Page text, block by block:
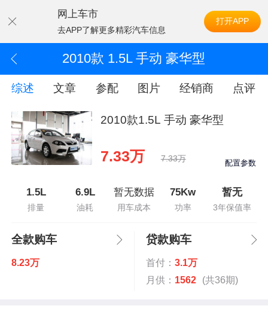
网上车市
去APP了解更多精彩汽车信息
打开APP
2010款 1.5L 手动 豪华型
综述 文章 参配 图片 经销商 点评
2010款1.5L 手动 豪华型
7.33万 7.33万 配置参数
1.5L
排量
6.9L
油耗
暂无数据
用车成本
75Kw
功率
暂无
3年保值率
全款购车
8.23万
贷款购车
首付： 3.1万
月供： 1562 (共36期)